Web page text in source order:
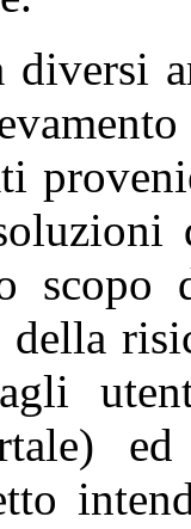
diversi
scopo
della